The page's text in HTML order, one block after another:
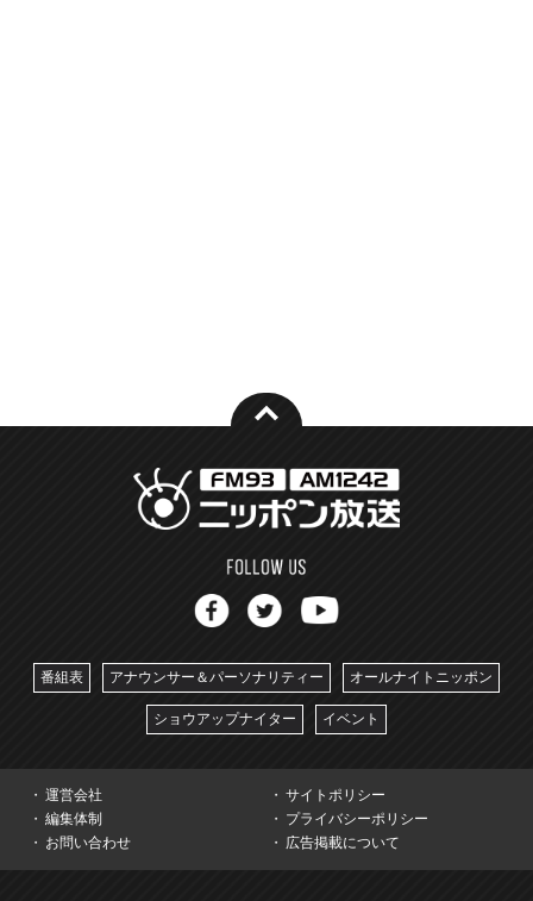
番組表 アナウンサー＆パーソナリティー オールナイトニッポン
ショウアップナイター イベント
運営会社
サイトポリシー
編集体制
プライバシーポリシー
お問い合わせ
広告掲載について